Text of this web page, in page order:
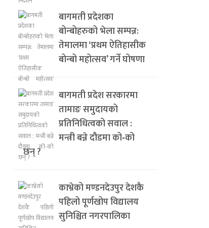
बागमती प्रदेशका
बोन्बोहरुको भेला सम्पन्न:
तेमालमा ‘प्रथम ऐतिहासीक
बोन्बो महोत्सव’ गर्ने घोषणा
बागमती प्रदेश सरकारमा
तामाङ समुदायको
प्रतिनिधित्वको सवाल :
मन्त्री बन्ने दौडमा को‐को
छन् ?
काभ्रेको मण्डनदेउपुर देशकै
पहिलो पूर्णखोप विद्यालय
सुनिश्चित नगरपालिका